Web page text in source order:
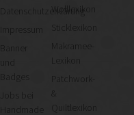
Datenschutzerklärung
Wolllexikon
Sticklexikon
Makramee-
Lexikon
Patchwork-
&
Quiltlexikon